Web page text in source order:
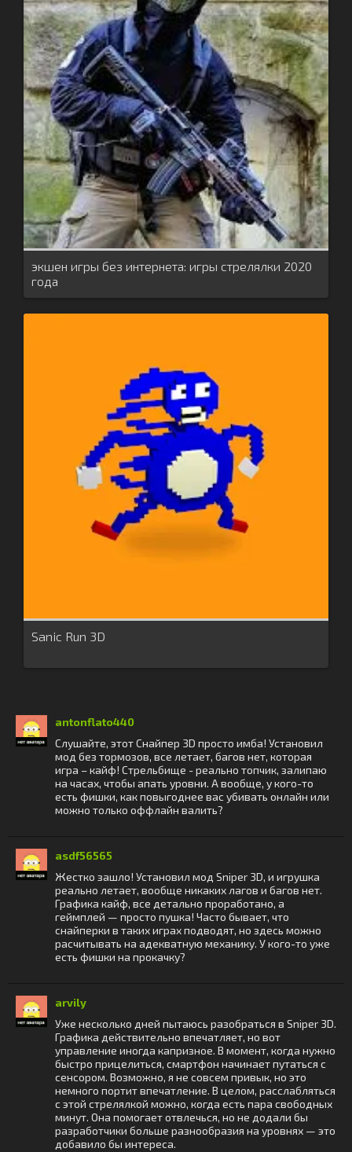
экшен игры без интернета: игры стрелялки 2020
года
Sanic Run 3D
antonflato440
Слушайте, этот Снайпер 3D просто имба! Установил
мод без тормозов, все летает, багов нет, которая
игра – кайф! Стрельбище - реально топчик, залипаю
на часах, чтобы апать уровни. А вообще, у кого-то
есть фишки, как повыгоднее вас убивать онлайн или
можно только оффлайн валить?
asdf56565
Жестко зашло! Установил мод Sniper 3D, и игрушка
реально летает, вообще никаких лагов и багов нет.
Графика кайф, все детально проработано, а
геймплей — просто пушка! Часто бывает, что
снайперки в таких играх подводят, но здесь можно
расчитывать на адекватную механику. У кого-то уже
есть фишки на прокачку?
arvily
Уже несколько дней пытаюсь разобраться в Sniper 3D.
Графика действительно впечатляет, но вот
управление иногда капризное. В момент, когда нужно
быстро прицелиться, смартфон начинает путаться с
сенсором. Возможно, я не совсем привык, но это
немного портит впечатление. В целом, расслабляться
с этой стрелялкой можно, когда есть пара свободных
минут. Она помогает отвлечься, но не додали бы
разработчики больше разнообразия на уровнях — это
добавило бы интереса.